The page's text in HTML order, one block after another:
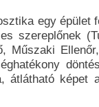
egy épület
szereplőnek
Műszaki
átlátható képet